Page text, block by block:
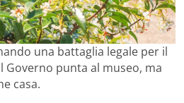
una battaglia legale per il
Governo punta al museo, ma
casa.